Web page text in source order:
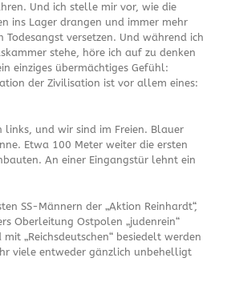
Und ich stelle mir vor, wie die
ins Lager drangen und immer mehr
Todesangst versetzen. Und während ich
stehe, höre ich auf zu denken
einziges übermächtiges Gefühl:
der Zivilisation ist vor allem eines:
links, und wir sind im Freien. Blauer
Etwa 100 Meter weiter die ersten
An einer Eingangstür lehnt ein
SS-Männern der „Aktion Reinhardt“,
Oberleitung Ostpolen „judenrein“
„Reichsdeutschen“ besiedelt werden
viele entweder gänzlich unbehelligt